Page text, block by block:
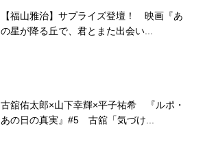
【福山雅治】サプライズ登壇！ 映画『あ
の星が降る丘で、君とまた出会い...
古舘佑太郎×山下幸輝×平子祐希 『ルポ・
あの日の真実』#5 古舘「気づけ...